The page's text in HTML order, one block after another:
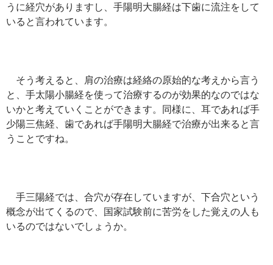
うに経穴がありますし、手陽明大腸経は下歯に流注をして
いると言われています。
そう考えると、肩の治療は経絡の原始的な考えから言う
と、手太陽小腸経を使って治療するのが効果的なのではな
いかと考えていくことができます。同様に、耳であれば手
少陽三焦経、歯であれば手陽明大腸経で治療が出来ると言
うことですね。
手三陽経では、合穴が存在していますが、下合穴という
概念が出てくるので、国家試験前に苦労をした覚えの人も
いるのではないでしょうか。